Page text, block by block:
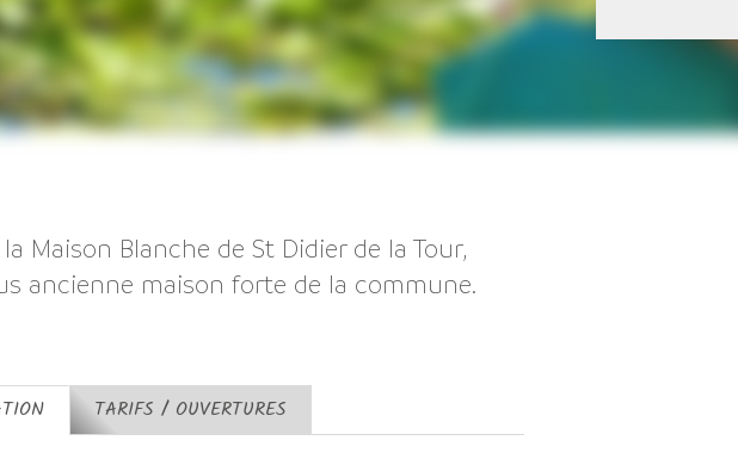
Maison Blanche de St Didier de la Tour,
ancienne maison forte de la commune.
TARIFS / OUVERTURES